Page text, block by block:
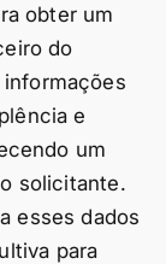
obter um
do
e
um
solicitante.
esses dados
para